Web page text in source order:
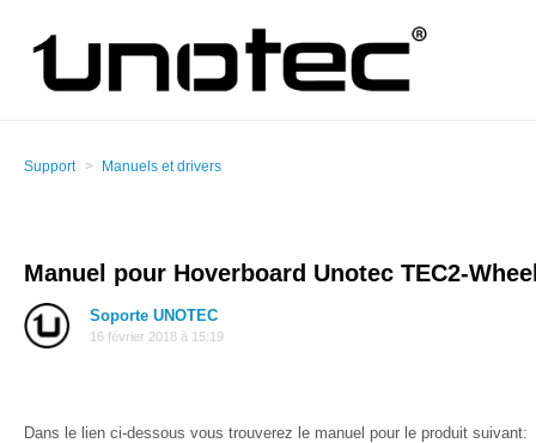
Support Manuels et drivers
Manuel pour Hoverboard Unotec TEC2-
Soporte UNOTEC
16 février 2018 à 15:19
Dans le lien ci-dessous vous trouverez le manuel pour le produit suivant: